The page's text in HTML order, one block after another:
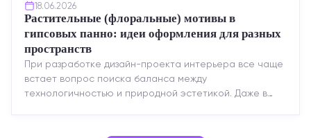
18.06.2026
Растительные (флоральные) мотивы в
гипсовых панно: идеи оформления для разных
пространств
При разработке дизайн-проекта интерьера все чаще
встает вопрос поиска баланса между
технологичностью и природной эстетикой. Даже в